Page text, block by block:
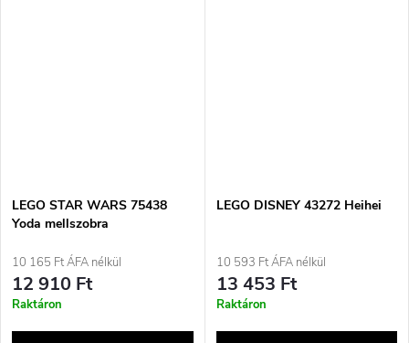
LEGO STAR WARS 75438
Yoda mellszobra
10 165 Ft ÁFA nélkül
12 910 Ft
Raktáron
LEGO DISNEY 43272 Heihei
10 593 Ft ÁFA nélkül
13 453 Ft
Raktáron